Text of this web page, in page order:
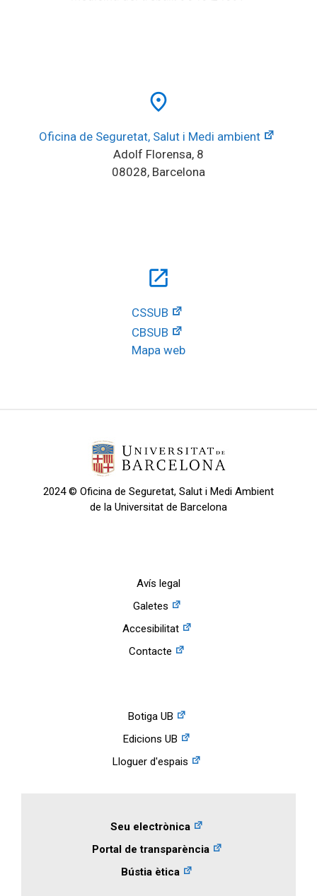
place
Oficina de Seguretat, Salut i Medi ambient
Adolf Florensa, 8
08028, Barcelona
open_in_new
CSSUB
CBSUB
Mapa web
2024 © Oficina de Seguretat, Salut i Medi Ambient
de la Universitat de Barcelona
Avís legal
Galetes
Accesibilitat
Contacte
Botiga UB
Edicions UB
Lloguer d'espais
Seu electrònica
Portal de transparència
Bústia ètica